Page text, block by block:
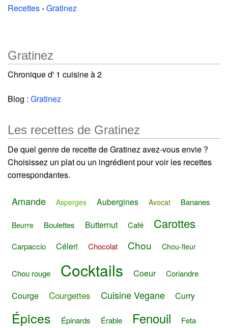
Recettes › Gratinez
Gratinez
Chronique d' 1 cuisine à 2
Blog : Gratinez
Les recettes de Gratinez
De quel genre de recette de Gratinez avez-vous envie ?
Choisissez un plat ou un ingrédient pour voir les recettes
correspondantes.
Amande Asperges Aubergines Avocat Bananes
Beurre Boulettes Butternut Café Carottes
Carpaccio Céleri Chocolat Chou Chou-fleur
Chou rouge Cocktails Coeur Coriandre
Courge Courgettes Cuisine Vegane Curry
Épices Épinards Érable Fenouil Feta